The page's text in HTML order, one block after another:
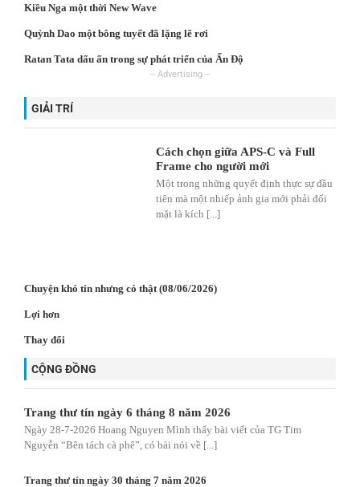
Kiều Nga một thời New Wave
Quỳnh Dao một bông tuyết đã lặng lẽ rơi
Ratan Tata dấu ấn trong sự phát triển của Ấn Độ
GIẢI TRÍ
Cách chọn giữa APS-C và Full
Frame cho người mới
Một trong những quyết định thực sự đầu
tiên mà một nhiếp ảnh gia mới phải đối
mặt là kích [...]
Chuyện khó tin nhưng có thật (08/06/2026)
Lợi hơn
Thay đổi
CỘNG ĐỒNG
Trang thư tín ngày 6 tháng 8 năm 2026
Ngày 28-7-2026 Hoang Nguyen Mình thấy bài viết của TG Tim
Nguyễn “Bên tách cà phê”, có bài nói về [...]
Trang thư tín ngày 30 tháng 7 năm 2026